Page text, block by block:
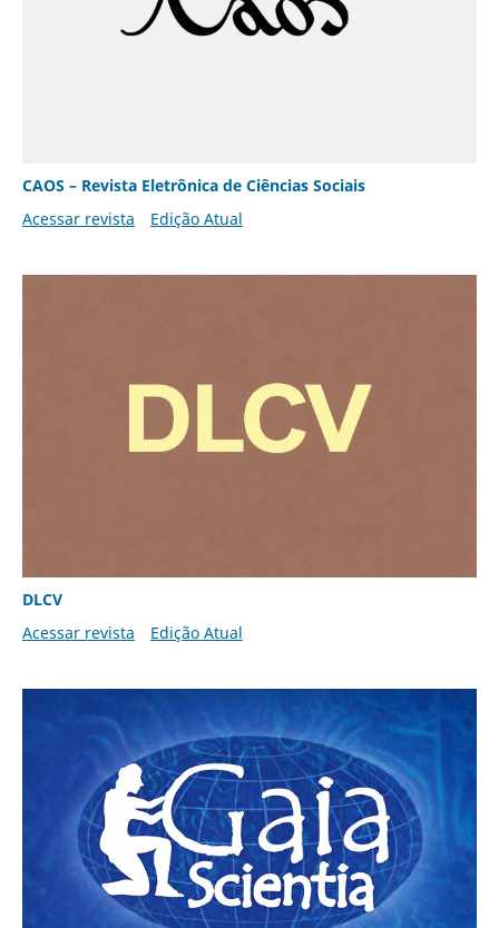
CAOS – Revista Eletrônica de Ciências Sociais
Acessar revista
Edição Atual
DLCV
Acessar revista
Edição Atual